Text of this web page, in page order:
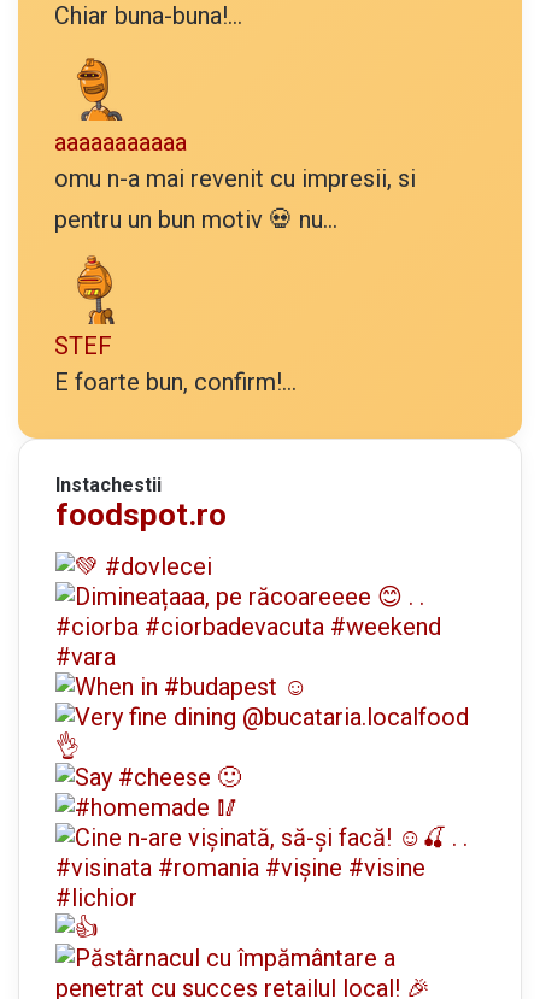
Chiar buna-buna!...
aaaaaaaaaaa
omu n-a mai revenit cu impresii, si
pentru un bun motiv 💀 nu...
STEF
E foarte bun, confirm!...
Instachestii
foodspot.ro